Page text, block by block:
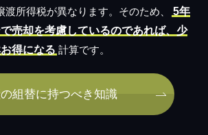
所得税が異なります。そのため、
5年
売却を考慮しているのであれば、少
得になる 計算です。
組替に持つべき知識